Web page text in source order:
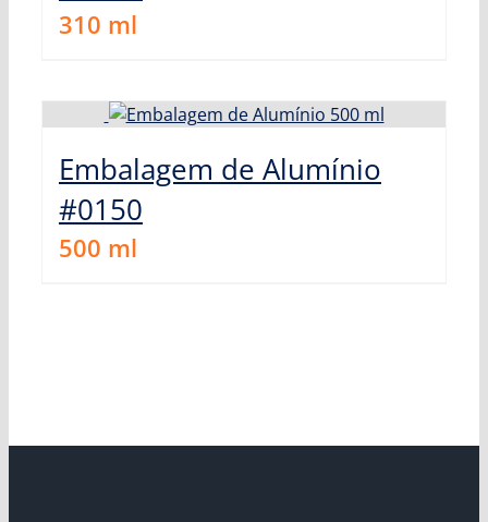
310 ml
Embalagem de Alumínio
#0150
500 ml